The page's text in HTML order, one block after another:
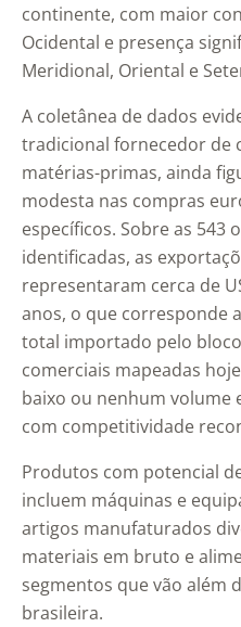
continente, com maior
Ocidental e presença
Meridional, Oriental e
A coletânea de dados
tradicional fornecedor de
matérias-primas, ainda
modesta nas compras
específicos. Sobre as 543
identificadas, as
representaram cerca de
anos, o que corresponde
total importado pelo
comerciais mapeadas
baixo ou nenhum volume
com competitividade
Produtos com potencial
incluem máquinas e
artigos manufaturados
materiais em bruto e
segmentos que vão além
brasileira.